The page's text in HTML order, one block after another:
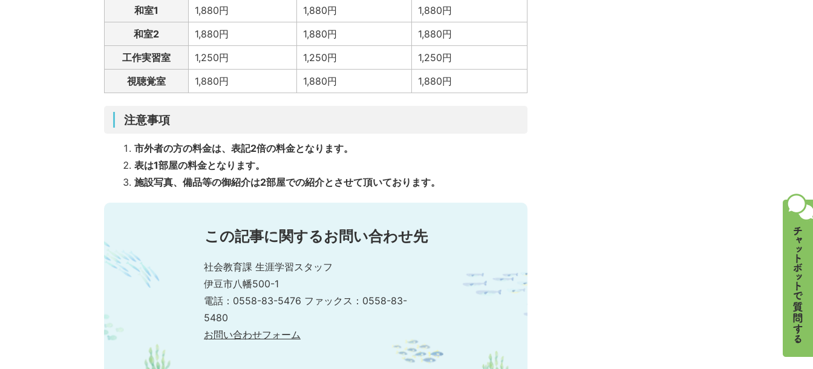
和室1
1,880円 1,880円
1,880円
和室2
1,880円 1,880円
1,880円
工作実習室
1,250円 1,250円
1,250円
視聴覚室
1,880円 1,880円 1,880円
注意事項
市外者の方の料金は、表記2倍の料金となります。
表は1部屋の料金となります。
施設写真、備品等の御紹介は2部屋での紹介とさせて頂いております。
この記事に関するお問い合わせ先
社会教育課 生涯学習スタッフ
伊豆市八幡500-1
電話：0558-83-5476 ファックス：0558-83-
5480
お問い合わせフォーム